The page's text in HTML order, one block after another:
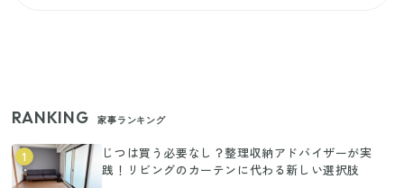
RANKING 家事ランキング
1
じつは買う必要なし？整理収納アドバイザーが実
践！リビングのカーテンに代わる新しい選択肢